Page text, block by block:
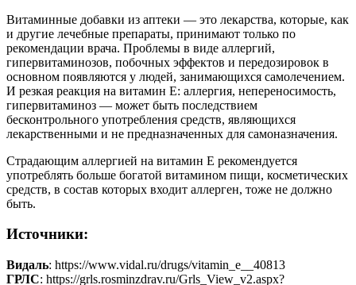
Витаминные добавки из аптеки — это лекарства, которые, как
и другие лечебные препараты, принимают только по
рекомендации врача. Проблемы в виде аллергий,
гипервитаминозов, побочных эффектов и передозировок в
основном появляются у людей, занимающихся самолечением.
И резкая реакция на витамин Е: аллергия, непереносимость,
гипервитаминоз — может быть последствием
бесконтрольного употребления средств, являющихся
лекарственными и не предназначенных для самоназначения.
Страдающим аллергией на витамин Е рекомендуется
употреблять больше богатой витамином пищи, косметических
средств, в состав которых входит аллерген, тоже не должно
быть.
Источники:
Видаль: https://www.vidal.ru/drugs/vitamin_e__40813
ГРЛС: https://grls.rosminzdrav.ru/Grls_View_v2.aspx?